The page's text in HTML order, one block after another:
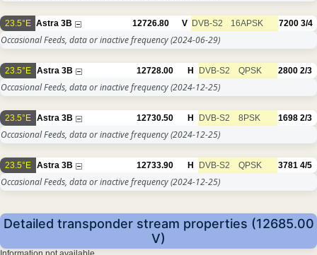
23.5°E Astra 3B 12726.80 V DVB-S2 16APSK 7200 3/4
Occasional Feeds, data or inactive frequency(2024-06-29)
23.5°E Astra 3B 12728.00 H DVB-S2 QPSK 2800 2/3
Occasional Feeds, data or inactive frequency(2024-12-25)
23.5°E Astra 3B 12730.50 H DVB-S2 8PSK 1698 2/3
Occasional Feeds, data or inactive frequency(2024-12-25)
23.5°E Astra 3B 12733.90 H DVB-S2 QPSK 3781 4/5
Occasional Feeds, data or inactive frequency(2024-12-25)
Detailed transponder stream properties (12685.00
V)